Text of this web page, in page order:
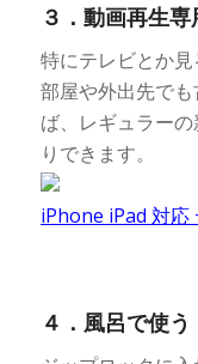
３．動画再生
特にテレビとか
部屋や外出先で
ば、レギュラー
りできます。
iPhone iPad 対応
４．風呂で使う